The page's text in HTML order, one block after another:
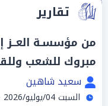
تقارير
من مؤسسـة
مبروك للشعب
سعيد شاهين
السبت 04/يوليو/2026 - 03:18 م